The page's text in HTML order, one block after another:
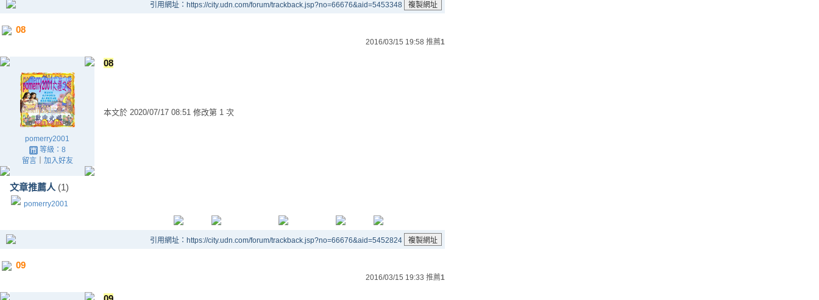
引用網址：https://city.udn.com/forum/trackback.jsp?no=66676&aid=5453348
08
2016/03/15 19:58 推薦1
pomerry2001
等級：8
留言｜ 加入好友
文章推薦人 (1)
pomerry2001
08
本文於 2020/07/17 08:51 修改第 1 次
引用網址：https://city.udn.com/forum/trackback.jsp?no=66676&aid=5452824
09
2016/03/15 19:33 推薦1